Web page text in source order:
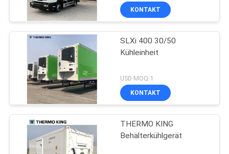
KONTAKT
SLXi 400 30/50
Kühleinheit
USD MOQ:1
KONTAKT
THERMO KING
Behälterkühlgerät